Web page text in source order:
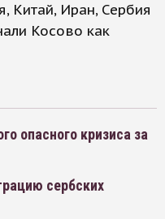
Китай, Иран, Сербия
Косово как
опасного кризиса за
сербских